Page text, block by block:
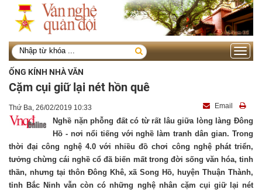
Toggle
ỐNG KÍNH NHÀ VĂN
Cặm cụi giữ lại nét hồn quê
Thứ Ba, 26/02/2019 10:33 Email
Nghề nặn phỗng đất có từ rất lâu giữa lòng làng Đông
Hồ - nơi nổi tiếng với nghề làm tranh dân gian. Trong
thời đại công nghệ 4.0 với nhiều đồ chơi công nghệ phát triển,
tưởng chừng cái nghề cổ đã biến mất trong đời sống văn hóa, tinh
thần, nhưng tại thôn Đông Khê, xã Song Hồ, huyện Thuận Thành,
tỉnh Bắc Ninh vẫn còn có những nghệ nhân cặm cụi giữ lại nét